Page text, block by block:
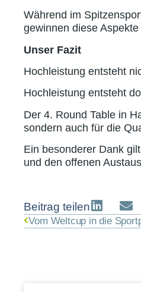
Während im
gewinnen diese
Unser Fazit
Hochleistung entsteht
Hochleistung entsteht
Der 4. Round Table in
sondern auch für die
Ein besonderer Dank gilt
und den offenen
Beitrag teilen